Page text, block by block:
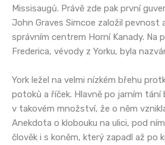
Missisaugů. Právě zde pak první
John Graves Simcoe založil pevnost
správním centrem Horní Kanady. Na
Frederica, vévody z Yorku, byla
York ležel na velmi nízkém břehu
potoků a říček. Hlavně po jarním tání
v takovém množství, že o něm
Anekdota o klobouku na ulici, pod
člověk i s koněm, který zapadl až po